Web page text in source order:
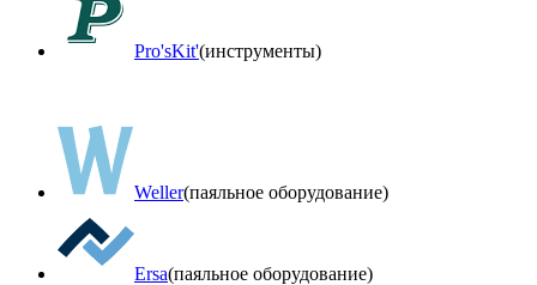
Pro'sKit'(инструменты)
Weller(паяльное оборудование)
Ersa(паяльное оборудование)